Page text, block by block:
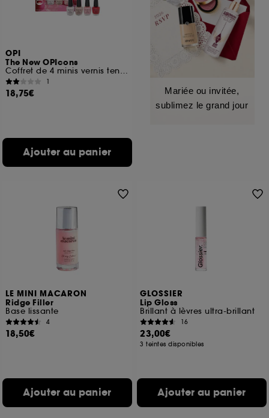
OPI
The New OPIcons
Coffret de 4 minis vernis tenue jusqu'à 7 jours
1
18,75€
Ajouter au panier
Mariée ou invitée,
sublimez le grand jour
LE MINI MACARON
Ridge Filler
Base lissante
4
18,50€
Ajouter au panier
GLOSSIER
Lip Gloss
Brillant à lèvres ultra-brillant
16
23,00€
3 teintes disponibles
Ajouter au panier